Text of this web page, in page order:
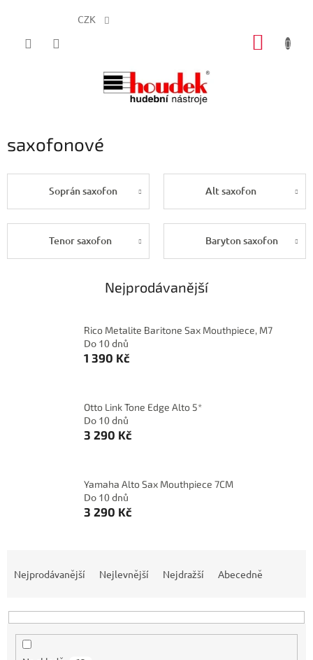
CZK
saxofonové
Soprán saxofon Alt saxofon
Tenor saxofon Baryton saxofon
Nejprodávanější
Rico Metalite Baritone Sax Mouthpiece, M7
Do 10 dnů
1 390 Kč
Otto Link Tone Edge Alto 5*
Do 10 dnů
3 290 Kč
Yamaha Alto Sax Mouthpiece 7CM
Do 10 dnů
3 290 Kč
n
Nejprodávanější Nejlevnější Nejdražší Abecedně